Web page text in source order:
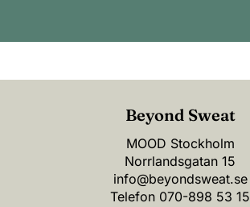
Beyond Sweat
MOOD Stockholm
Norrlandsgatan 15
info@beyondsweat.se
Telefon 070-898 53 15